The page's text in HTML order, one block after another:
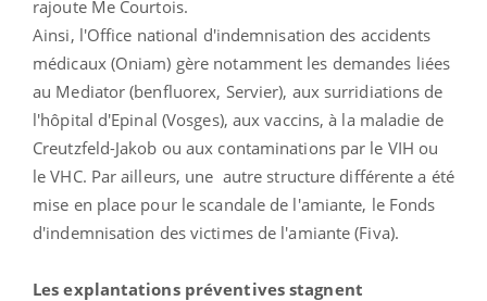
rajoute Me Courtois.
Ainsi, l'Office national d'indemnisation des accidents
médicaux (Oniam) gère notamment les demandes liées
au Mediator (benfluorex, Servier), aux surridiations de
l'hôpital d'Epinal (Vosges), aux vaccins, à la maladie de
Creutzfeld-Jakob ou aux contaminations par le VIH ou
le VHC. Par ailleurs, une autre structure différente a été
mise en place pour le scandale de l'amiante, le Fonds
d'indemnisation des victimes de l'amiante (Fiva).
Les explantations préventives stagnent